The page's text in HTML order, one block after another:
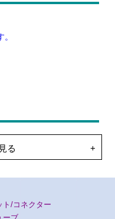
る
ト/コネクター